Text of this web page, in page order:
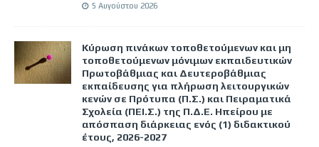
5 Αυγούστου 2026
Κύρωση πινάκων τοποθετούμενων και μη
τοποθετούμενων μόνιμων εκπαιδευτικών
Πρωτοβάθμιας και Δευτεροβάθμιας
εκπαίδευσης για πλήρωση λειτουργικών
κενών σε Πρότυπα (Π.Σ.) και Πειραματικά
Σχολεία (ΠΕΙ.Σ.) της Π.Δ.Ε. Ηπείρου με
απόσπαση διάρκειας ενός (1) διδακτικού
έτους, 2026-2027